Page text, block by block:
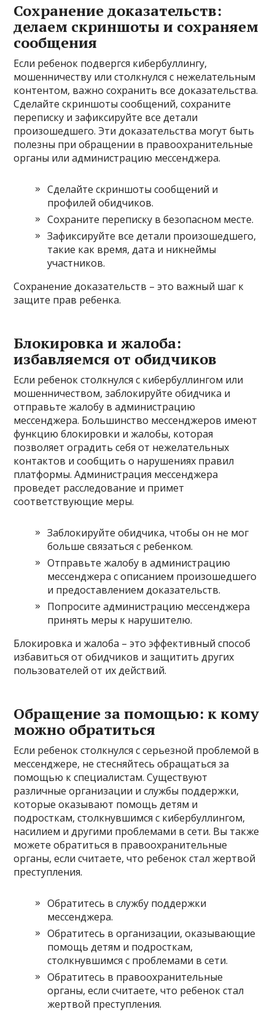
Сохранение доказательств:
делаем скриншоты и сохраняем
сообщения
Если ребенок подвергся кибербуллингу,
мошенничеству или столкнулся с нежелательным
контентом, важно сохранить все доказательства.
Сделайте скриншоты сообщений, сохраните
переписку и зафиксируйте все детали
произошедшего. Эти доказательства могут быть
полезны при обращении в правоохранительные
органы или администрацию мессенджера.
Сделайте скриншоты сообщений и
профилей обидчиков.
Сохраните переписку в безопасном месте.
Зафиксируйте все детали произошедшего,
такие как время, дата и никнеймы
участников.
Сохранение доказательств – это важный шаг к
защите прав ребенка.
Блокировка и жалоба:
избавляемся от обидчиков
Если ребенок столкнулся с кибербуллингом или
мошенничеством, заблокируйте обидчика и
отправьте жалобу в администрацию
мессенджера. Большинство мессенджеров имеют
функцию блокировки и жалобы, которая
позволяет оградить себя от нежелательных
контактов и сообщить о нарушениях правил
платформы. Администрация мессенджера
проведет расследование и примет
соответствующие меры.
Заблокируйте обидчика, чтобы он не мог
больше связаться с ребенком.
Отправьте жалобу в администрацию
мессенджера с описанием произошедшего
и предоставлением доказательств.
Попросите администрацию мессенджера
принять меры к нарушителю.
Блокировка и жалоба – это эффективный способ
избавиться от обидчиков и защитить других
пользователей от их действий.
Обращение за помощью: к кому
можно обратиться
Если ребенок столкнулся с серьезной проблемой в
мессенджере, не стесняйтесь обращаться за
помощью к специалистам. Существуют
различные организации и службы поддержки,
которые оказывают помощь детям и
подросткам, столкнувшимся с кибербуллингом,
насилием и другими проблемами в сети. Вы также
можете обратиться в правоохранительные
органы, если считаете, что ребенок стал жертвой
преступления.
Обратитесь в службу поддержки
мессенджера.
Обратитесь в организации, оказывающие
помощь детям и подросткам,
столкнувшимся с проблемами в сети.
Обратитесь в правоохранительные
органы, если считаете, что ребенок стал
жертвой преступления.